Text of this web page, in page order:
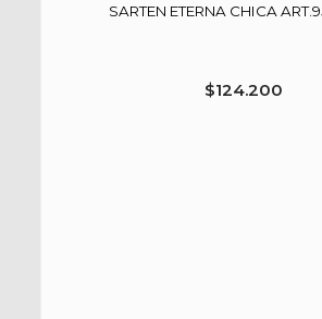
SARTEN ETERNA CHICA
$124.200